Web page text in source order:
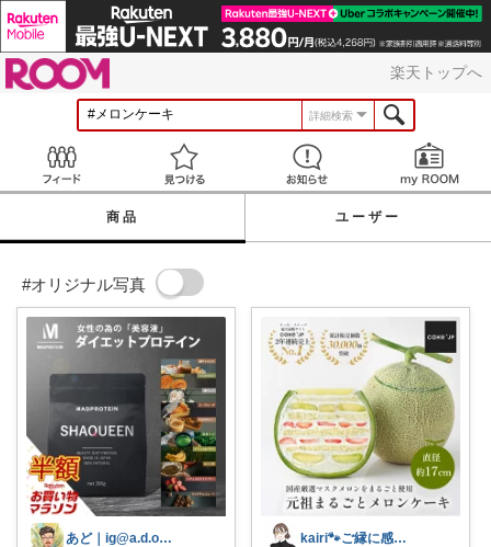
楽天トップへ
詳細検索
見つける お知らせ
商品 ユーザー
#オリジナル写真
あど｜ig@a.d.o_protein kairi🐾ご縁に感謝𓍯‍